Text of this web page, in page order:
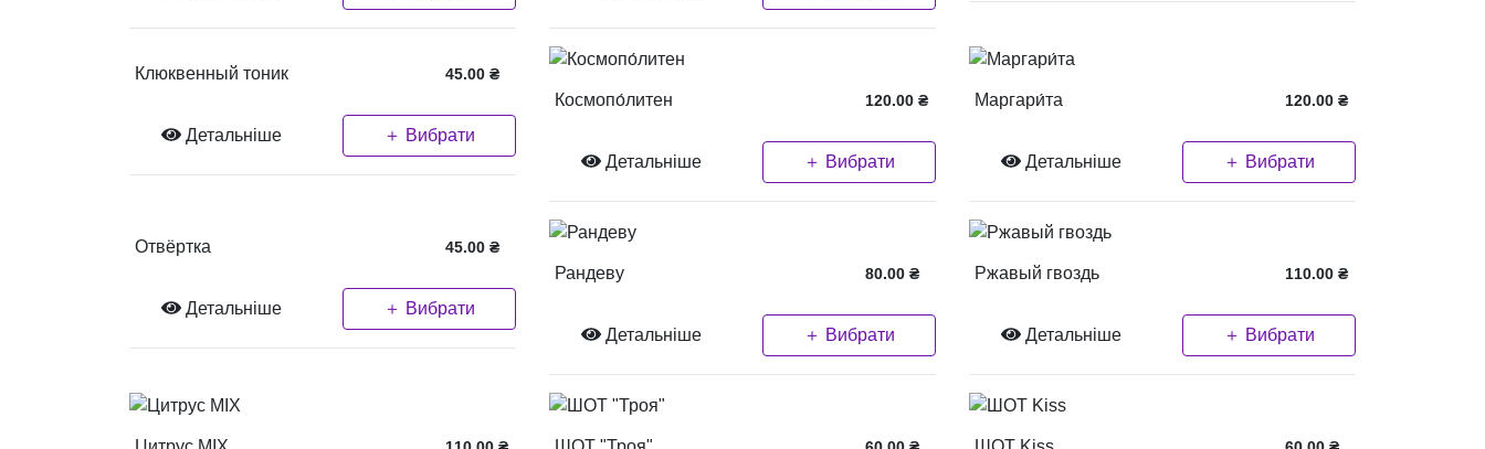
Клюквенный тоник 45.00 ₴
Детальніше ＋ Вибрати
Космопо́литен 120.00 ₴
Детальніше ＋ Вибрати
Маргари́та 120.00 ₴
Детальніше ＋ Вибрати
Отвёртка 45.00 ₴
Детальніше ＋ Вибрати
Рандеву 80.00 ₴
Детальніше ＋ Вибрати
Ржавый гвоздь 110.00 ₴
Детальніше ＋ Вибрати